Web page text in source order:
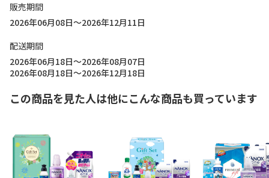
販売期間
2026年06月08日～2026年12月11日
配送期間
2026年06月18日～2026年08月07日
2026年08月18日～2026年12月18日
この商品を見た人は他にこんな商品も買っています